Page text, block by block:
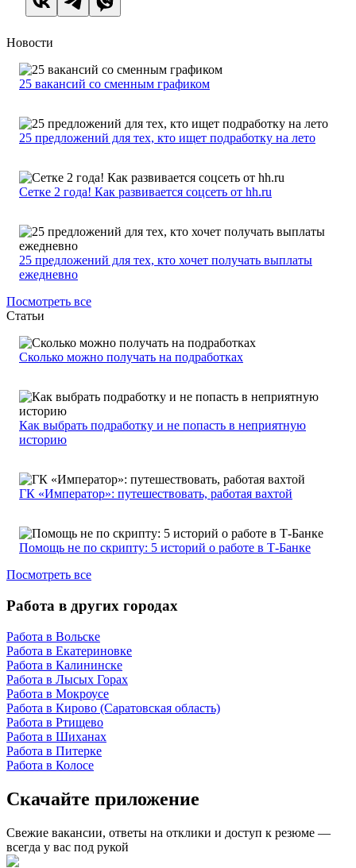
Новости
25 вакансий со сменным графиком
25 предложений для тех, кто ищет подработку на лето
Сетке 2 года! Как развивается соцсеть от hh.ru
25 предложений для тех, кто хочет получать выплаты
ежедневно
Посмотреть все
Статьи
Сколько можно получать на подработках
Как выбрать подработку и не попасть в неприятную
историю
ГК «Император»: путешествовать, работая вахтой
Помощь не по скрипту: 5 историй о работе в Т-Банке
Посмотреть все
Работа в других городах
Работа в Вольске
Работа в Екатериновке
Работа в Калининске
Работа в Лысых Горах
Работа в Мокроусе
Работа в Кирово (Саратовская область)
Работа в Ртищево
Работа в Шиханах
Работа в Питерке
Работа в Колосе
Скачайте приложение
Свежие вакансии, ответы на отклики и доступ к резюме —
всегда у вас под рукой